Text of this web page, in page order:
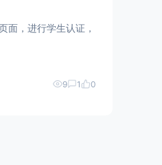
9 1 0